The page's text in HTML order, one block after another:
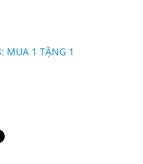
MUA 1 TẶNG 1